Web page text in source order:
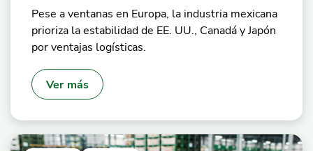
Pese a ventanas en Europa, la industria mexicana
prioriza la estabilidad de EE. UU., Canadá y Japón
por ventajas logísticas.
Ver más